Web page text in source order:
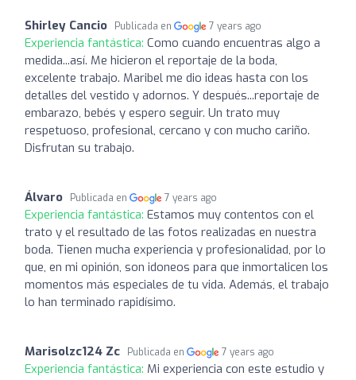
Shirley Cancio Publicada en 7 years ago
Experiencia fantástica: Como cuando encuentras algo a
medida...así. Me hicieron el reportaje de la boda,
excelente trabajo. Maribel me dio ideas hasta con los
detalles del vestido y adornos. Y después...reportaje de
embarazo, bebés y espero seguir. Un trato muy
respetuoso, profesional, cercano y con mucho cariño.
Disfrutan su trabajo.
Álvaro Publicada en 7 years ago
Experiencia fantástica: Estamos muy contentos con el
trato y el resultado de las fotos realizadas en nuestra
boda. Tienen mucha experiencia y profesionalidad, por lo
que, en mi opinión, son idoneos para que inmortalicen los
momentos más especiales de tu vida. Además, el trabajo
lo han terminado rapidísimo.
Marisolzc124 Zc Publicada en 7 years ago
Experiencia fantástica: Mi experiencia con este estudio y